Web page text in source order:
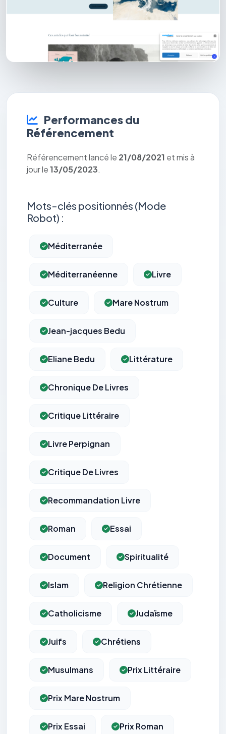
Performances du
Référencement
Référencement lancé le 21/08/2021 et mis à
jour le13/05/2023.
Mots-clés positionnés (Mode
Robot) :
Méditerranée
Méditerranéenne Livre
Culture Mare Nostrum
Jean-jacques Bedu
Eliane Bedu Littérature
Chronique De Livres
Critique Littéraire
Livre Perpignan
Critique De Livres
Recommandation Livre
Roman Essai
Document Spiritualité
Islam Religion Chrétienne
Catholicisme Judaïsme
Juifs Chrétiens
Musulmans Prix Littéraire
Prix Mare Nostrum
Prix Essai Prix Roman